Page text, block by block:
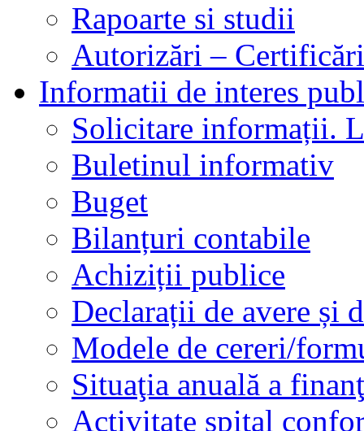
Rapoarte si studii
Autorizări –
Informatii de interes
Solicitare informații.
Buletinul informativ
Buget
Bilanțuri contabile
Achiziții publice
Declarații de avere și
Modele de cereri/
Situaţia anuală a
Activitate spital